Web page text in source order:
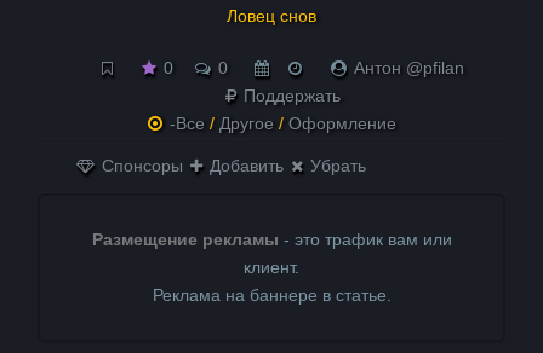
Ловец снов
0 0
Антон @pfilan
Поддержать
-Все / Другое / Оформление
Спонсоры Добавить Убрать
Размещение рекламы - это трафик вам или
клиент.
Реклама на баннере в статье.